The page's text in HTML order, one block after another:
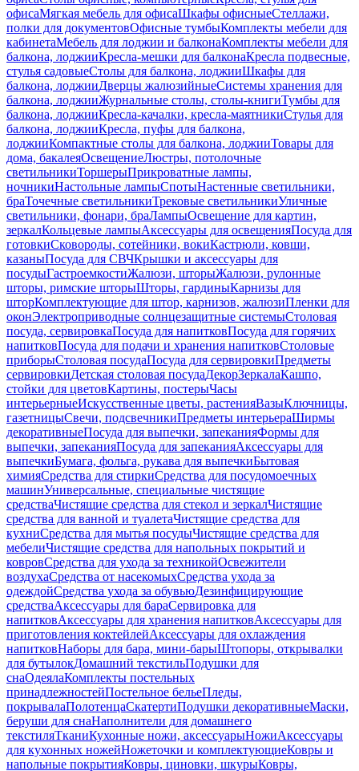
офисаМягкая мебель для офисаШкафы офисныеСтеллажи,
полки для документовОфисные тумбыКомплекты мебели для
кабинетаМебель для лоджии и балконаКомплекты мебели для
балкона, лоджииКресла-мешки для балконаКресла подвесные,
стулья садовыеСтолы для балкона, лоджииШкафы для
балкона, лоджииДверцы жалюзийныеСистемы хранения для
балкона, лоджииЖурнальные столы, столы-книгиТумбы для
балкона, лоджииКресла-качалки, кресла-маятникиСтулья для
балкона, лоджииКресла, пуфы для балкона,
лоджииКомпактные столы для балкона, лоджииТовары для
дома, бакалеяОсвещениеЛюстры, потолочные
светильникиТоршерыПрикроватные лампы,
ночникиНастольные лампыСпотыНастенные светильники,
браТочечные светильникиТрековые светильникиУличные
светильники, фонари, браЛампыОсвещение для картин,
зеркалКольцевые лампыАксессуары для освещенияПосуда для
готовкиСковороды, сотейники, вокиКастрюли, ковши,
казаныПосуда для СВЧКрышки и аксессуары для
посудыГастроемкостиЖалюзи, шторыЖалюзи, рулонные
шторы, римские шторыШторы, гардиныКарнизы для
шторКомплектующие для штор, карнизов, жалюзиПленки для
оконЭлектроприводные солнцезащитные системыСтоловая
посуда, сервировкаПосуда для напитковПосуда для горячих
напитковПосуда для подачи и хранения напитковСтоловые
приборыСтоловая посудаПосуда для сервировкиПредметы
сервировкиДетская столовая посудаДекорЗеркалаКашпо,
стойки для цветовКартины, постерыЧасы
интерьерныеИскусственные цветы, растенияВазыКлючницы,
газетницыСвечи, подсвечникиПредметы интерьераШирмы
декоративныеПосуда для выпечки, запеканияФормы для
выпечки, запеканияПосуда для запеканияАксессуары для
выпечкиБумага, фольга, рукава для выпечкиБытовая
химияСредства для стиркиСредства для посудомоечных
машинУниверсальные, специальные чистящие
средстваЧистящие средства для стекол и зеркалЧистящие
средства для ванной и туалетаЧистящие средства для
кухниСредства для мытья посудыЧистящие средства для
мебелиЧистящие средства для напольных покрытий и
ковровСредства для ухода за техникойОсвежители
воздухаСредства от насекомыхСредства ухода за
одеждойСредства ухода за обувьюДезинфицирующие
средстваАксессуары для бараСервировка для
напитковАксессуары для хранения напитковАксессуары для
приготовления коктейлейАксессуары для охлаждения
напитковНаборы для бара, мини-барыШтопоры, открывалки
для бутылокДомашний текстильПодушки для
снаОдеялаКомплекты постельных
принадлежностейПостельное бельеПледы,
покрывалаПолотенцаСкатертиПодушки декоративныеМаски,
беруши для снаНаполнители для домашнего
текстиляТканиКухонные ножи, аксессуарыНожиАксессуары
для кухонных ножейНожеточки и комплектующиеКовры и
напольные покрытияКовры, циновки, шкурыКовры,